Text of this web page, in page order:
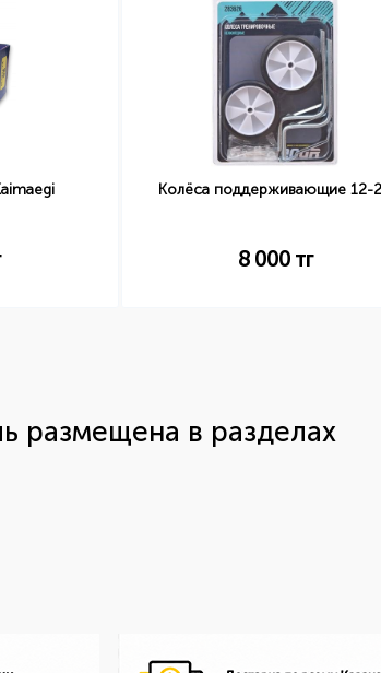
Колёса поддерживающие 12-
8 000тг
размещена в разделах